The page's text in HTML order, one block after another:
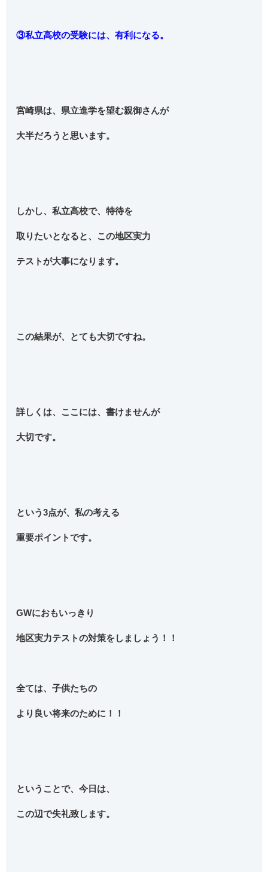
③私立高校の受験には、有利になる。
宮崎県は、県立進学を望む親御さんが
大半だろうと思います。
しかし、私立高校で、特待を
取りたいとなると、この地区実力
テストが大事になります。
この結果が、とても大切ですね。
詳しくは、ここには、書けませんが
大切です。
という3点が、私の考える
重要ポイントです。
GWにおもいっきり
地区実力テストの対策をしましょう！！
全ては、子供たちの
より良い将来のために！！
ということで、今日は、
この辺で失礼致します。